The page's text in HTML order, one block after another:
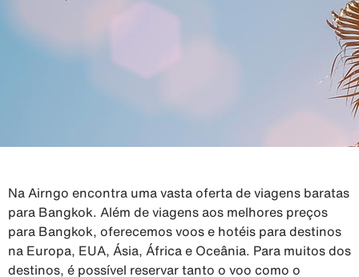
Na Airngo encontra uma vasta oferta de viagens baratas
para Bangkok. Além de viagens aos melhores preços
para Bangkok, oferecemos voos e hotéis para destinos
na Europa, EUA, Ásia, África e Oceânia. Para muitos dos
destinos, é possível reservar tanto o voo como o